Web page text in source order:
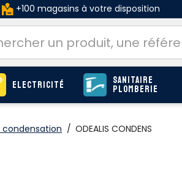
+100 magasins à votre disposition
Electricité Sanitaire
Plomberie
condensation / ODEALIS CONDENS